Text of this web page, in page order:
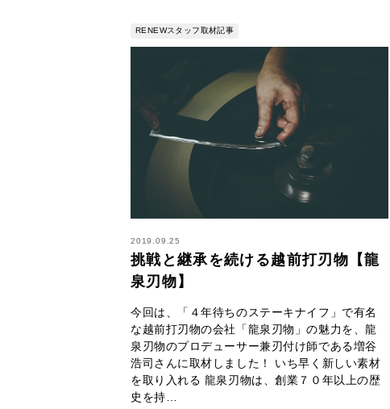
RENEWスタッフ取材記事
2019.09.25
挑戦と継承を続ける越前打刃物【龍
泉刃物】
今回は、「４年待ちのステーキナイフ」で有名
な越前打刃物の会社「龍泉刃物」の魅力を、龍
泉刃物のプロデューサー兼刃付け師である増谷
浩司さんに取材しました！ いち早く新しい素材
を取り入れる 龍泉刃物は、創業７０年以上の歴
史を持…